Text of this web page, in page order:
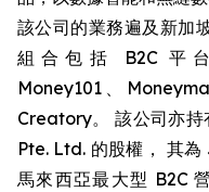
該公司的業務遍及新加
組合包括 B2C 平台
Money101、
Creatory。 該公司亦
Pte. Ltd. 的股權， 其
馬來西亞最大型 B2C